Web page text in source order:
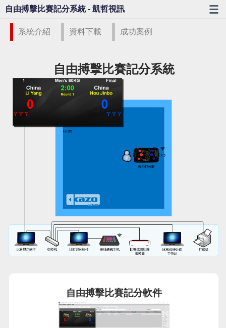
自由搏擊比賽記分系統 - 凱哲視訊
系統介紹 資料下載 成功案例
自由搏擊比賽記分系統
自由搏擊比賽記分軟件